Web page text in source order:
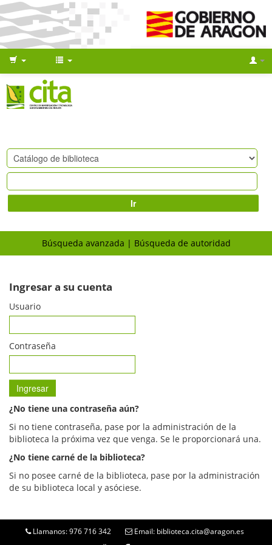
Ir
Búsqueda avanzada Búsqueda de autoridad
Ingresar a su cuenta
Usuario
Contraseña
¿No tiene una contraseña aún?
Si no tiene contraseña, pase por la administración de la
biblioteca la próxima vez que venga. Se le proporcionará una.
¿No tiene carné de la biblioteca?
Si no posee carné de la biblioteca, pase por la administración
de su biblioteca local y asóciese.
Llamanos: 976 716 342 Email: biblioteca.cita@aragon.es